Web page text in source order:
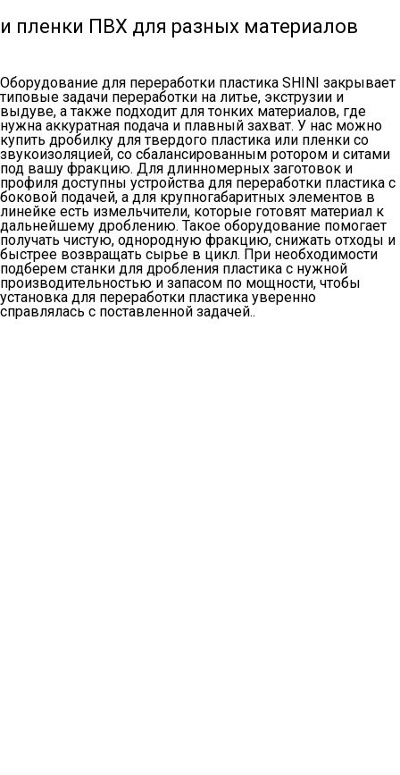
и пленки ПВХ для разных материалов
Оборудование для переработки пластика SHINI закрывает
типовые задачи переработки на литье, экструзии и
выдуве, а также подходит для тонких материалов, где
нужна аккуратная подача и плавный захват. У нас можно
купить дробилку для твердого пластика или пленки со
звукоизоляцией, со сбалансированным ротором и ситами
под вашу фракцию. Для длинномерных заготовок и
профиля доступны устройства для переработки пластика с
боковой подачей, а для крупногабаритных элементов в
линейке есть измельчители, которые готовят материал к
дальнейшему дроблению. Такое оборудование помогает
получать чистую, однородную фракцию, снижать отходы и
быстрее возвращать сырье в цикл. При необходимости
подберем станки для дробления пластика с нужной
производительностью и запасом по мощности, чтобы
установка для переработки пластика уверенно
справлялась с поставленной задачей..